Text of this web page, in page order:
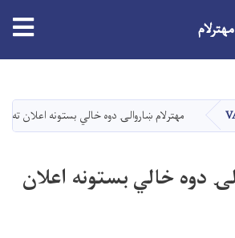
main
content
مهترلام ښاروالۍ دوه خالي بستونه اعلان ته
دوه خالي بستونه اعلان